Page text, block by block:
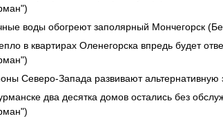
воды обогреют заполярный Мончегорск
в квартирах Оленегорска впредь будет
Северо-Запада развивают альтернативную
два десятка домов остались без